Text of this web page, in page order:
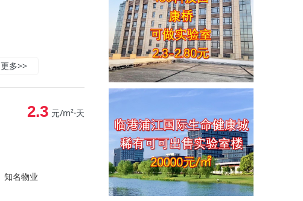
更多>>
知名物业
2.3 元/m²⋅天